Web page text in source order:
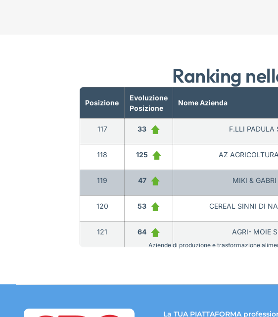
Ranking
Posizione
Evoluzione
Posizione
Nome Azienda
117 33 F.LLI PADULA
118 125 AZ
119 47 MIKI & GABRI
120 53 CEREAL SINNI DI
121 64 AGRI- MOIE
Aziende di produzione e trasformazione
La TUA PIATTAFORMA